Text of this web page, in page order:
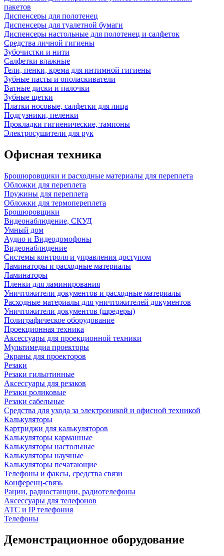
пакетов
Диспенсеры для полотенец
Диспенсеры для туалетной бумаги
Диспенсеры настольные для полотенец и салфеток
Средства личной гигиены
Зубочистки и нити
Салфетки влажные
Гели, пенки, крема для интимной гигиены
Зубные пасты и ополаскиватели
Ватные диски и палочки
Зубные щетки
Платки носовые, салфетки для лица
Подгузники, пеленки
Прокладки гигиенические, тампоны
Электросушители для рук
Офисная техника
Брошюровщики и расходные материалы для переплета
Обложки для переплета
Пружины для переплета
Обложки для термопереплета
Брошюровщики
Видеонаблюдение, СКУД
Умный дом
Аудио и Видеодомофоны
Видеонаблюдение
Системы контроля и управления доступом
Ламинаторы и расходные материалы
Ламинаторы
Пленки для ламинирования
Уничтожители документов и расходные материалы
Расходные материалы для уничтожителей документов
Уничтожители документов (шредеры)
Полиграфическое оборудование
Проекционная техника
Аксессуары для проекционной техники
Мультимедиа проекторы
Экраны для проекторов
Резаки
Резаки гильотинные
Аксессуары для резаков
Резаки роликовые
Резаки сабельные
Средства для ухода за электроникой и офисной техникой
Калькуляторы
Картриджи для калькуляторов
Калькуляторы карманные
Калькуляторы настольные
Калькуляторы научные
Калькуляторы печатающие
Телефоны и факсы, средства связи
Конференц-связь
Рации, радиостанции, радиотелефоны
Аксессуары для телефонов
АТС и IP телефония
Телефоны
Демонстрационное оборудование